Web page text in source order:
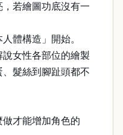
若繪圖功底沒有一
體構造」開始。
女性各部位的繪製
髮絲到腳趾頭都不
才能增加角色的